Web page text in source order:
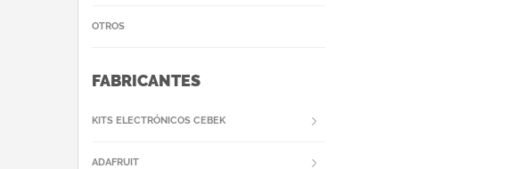
OTROS
FABRICANTES
KITS ELECTRÓNICOS CEBEK
ADAFRUIT